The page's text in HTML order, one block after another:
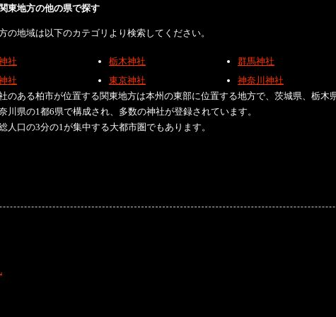
東地方の他の県で探す
の地域は以下のカテゴリより検索してください。
社 栃木神社 群馬神社
社
東京神社
神奈川神社
のある柏市が位置する関東地方は本州の東部に位置する地方で、茨城県、栃木
川県の1都6県で構成され、多数の神社が登録されています。
人口の3分の1が集中する大都市圏でもあります。